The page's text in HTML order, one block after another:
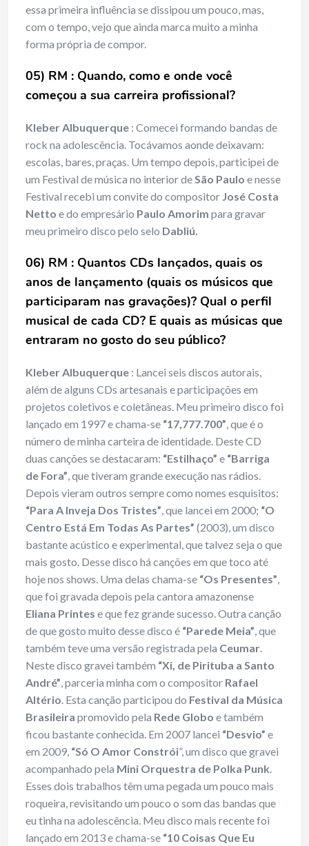
essa primeira influência se dissipou um pouco, mas,
com o tempo, vejo que ainda marca muito a minha
forma própria de compor.
05) RM : Quando, como e onde você
começou a sua carreira profissional?
Kleber Albuquerque : Comecei formando bandas de
rock na adolescência. Tocávamos aonde deixavam:
escolas, bares, praças. Um tempo depois, participei de
um Festival de música no interior deSão Paulo e nesse
Festival recebi um convite do compositor José Costa
Netto e do empresário Paulo Amorim para gravar
meu primeiro disco pelo selo Dabliú.
06) RM : Quantos CDs lançados, quais os
anos de lançamento (quais os músicos que
participaram nas gravações)? Qual o perfil
musical de cada CD? E quais as músicas que
entraram no gosto do seu público?
Kleber Albuquerque : Lancei seis discos autorais,
além de alguns CDs artesanais e participações em
projetos coletivos e coletâneas. Meu primeiro disco foi
lançado em 1997 e chama-se “17,777.700”, que é o
número de minha carteira de identidade. Deste CD
duas canções se destacaram: “Estilhaço” e “Barriga
de Fora”, que tiveram grande execução nas rádios.
Depois vieram outros sempre como nomes esquisitos:
“Para A Inveja Dos Tristes”, que lancei em 2000; “O
Centro Está Em Todas As Partes” (2003), um disco
bastante acústico e experimental, que talvez seja o que
mais gosto. Desse disco há canções em que toco até
hoje nos shows. Uma delas chama-se “Os Presentes”,
que foi gravada depois pela cantora amazonense
Eliana Printes e que fez grande sucesso. Outra canção
de que gosto muito desse disco é “Parede Meia”, que
também teve uma versão registrada pela Ceumar.
Neste disco gravei também “Xi, de Pirituba a Santo
André”, parceria minha com o compositor Rafael
Altério. Esta canção participou do Festival da Música
Brasileira promovido pela Rede Globo e também
ficou bastante conhecida. Em 2007 lancei “Desvio” e
em 2009, “Só O Amor Constrói”, um disco que gravei
acompanhado pela Mini Orquestra de Polka Punk.
Esses dois trabalhos têm uma pegada um pouco mais
roqueira, revisitando um pouco o som das bandas que
eu tinha na adolescência. Meu disco mais recente foi
lançado em 2013 e chama-se “10 Coisas Que Eu